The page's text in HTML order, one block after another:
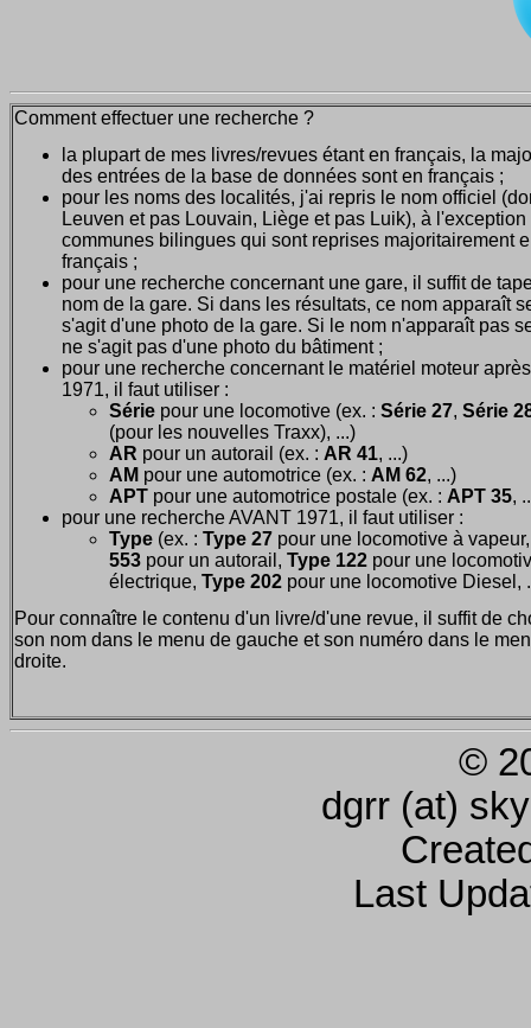
Comment effectuer une recherche ?
la plupart de mes livres/revues étant en français, la
des entrées de la base de données sont en français ;
pour les noms des localités, j'ai repris le nom officiel
Leuven et pas Louvain, Liège et pas Luik), à l'exception
communes bilingues qui sont reprises majoritairement
français ;
pour une recherche concernant une gare, il suffit de
nom de la gare. Si dans les résultats, ce nom apparaît
s'agit d'une photo de la gare. Si le nom n'apparaît pas
ne s'agit pas d'une photo du bâtiment ;
pour une recherche concernant le matériel moteur après
1971, il faut utiliser :
Série pour une locomotive (ex. : Série 27, Série
(pour les nouvelles Traxx), ...)
AR pour un autorail (ex. : AR 41, ...)
AM pour une automotrice (ex. : AM 62, ...)
APT pour une automotrice postale (ex. : APT 35,
pour une recherche AVANT 1971, il faut utiliser :
Type (ex. : Type 27 pour une locomotive à
553 pour un autorail, Type 122 pour une
électrique, Type 202 pour une locomotive Diesel,
Pour connaître le contenu d'un livre/d'une revue, il suffit de
son nom dans le menu de gauche et son numéro dans le
droite.
©
dgrr (at)
Last